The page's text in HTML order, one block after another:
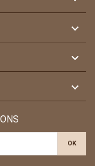


